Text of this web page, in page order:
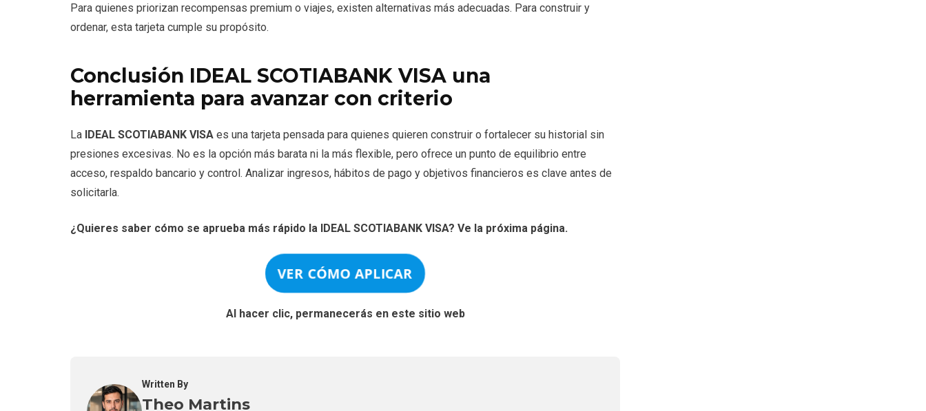
Para quienes priorizan recompensas premium o viajes, existen alternativas más adecuadas. Para construir y
ordenar, esta tarjeta cumple su propósito.
Conclusión IDEAL SCOTIABANK VISA una
herramienta para avanzar con criterio
La IDEAL SCOTIABANK VISA es una tarjeta pensada para quienes quieren construir o fortalecer su historial sin
presiones excesivas. No es la opción más barata ni la más flexible, pero ofrece un punto de equilibrio entre
acceso, respaldo bancario y control. Analizar ingresos, hábitos de pago y objetivos financieros es clave antes de
solicitarla.
¿Quieres saber cómo se aprueba más rápido la IDEAL SCOTIABANK VISA? Ve la próxima página.
VER CÓMO APLICAR
Al hacer clic, permanecerás en este sitio web
Written By
Theo Martins